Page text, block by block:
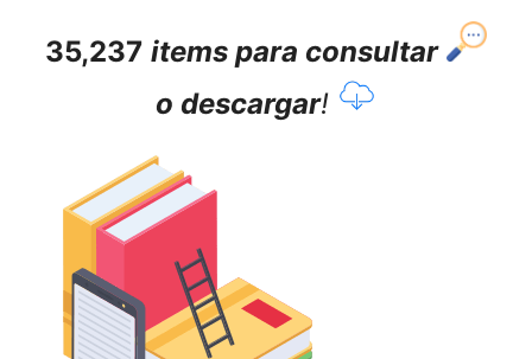
35,237 items para consultar
o descargar!